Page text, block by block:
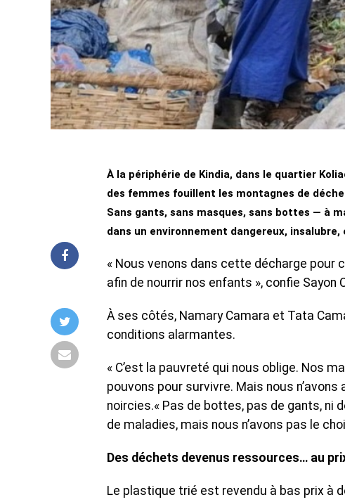
À la périphérie de Kindia, dans le quartier
des femmes fouillent les montagnes de
Sans gants, sans masques, sans bottes — à
dans un environnement dangereux,
« Nous venons dans cette décharge pour
afin de nourrir nos enfants », confie
À ses côtés, Namary Camara et Tata
conditions alarmantes.
« C’est la pauvreté qui nous oblige. Nos
pouvons pour survivre. Mais nous
noircies.« Pas de bottes, pas de gants,
de maladies, mais nous n’avons pas le
Des déchets devenus ressources… au
Le plastique trié est revendu à bas prix à